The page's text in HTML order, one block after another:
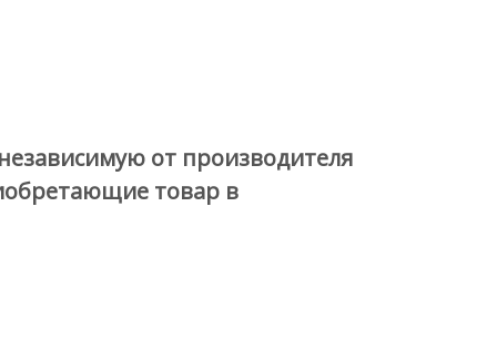
от производителя
товар в